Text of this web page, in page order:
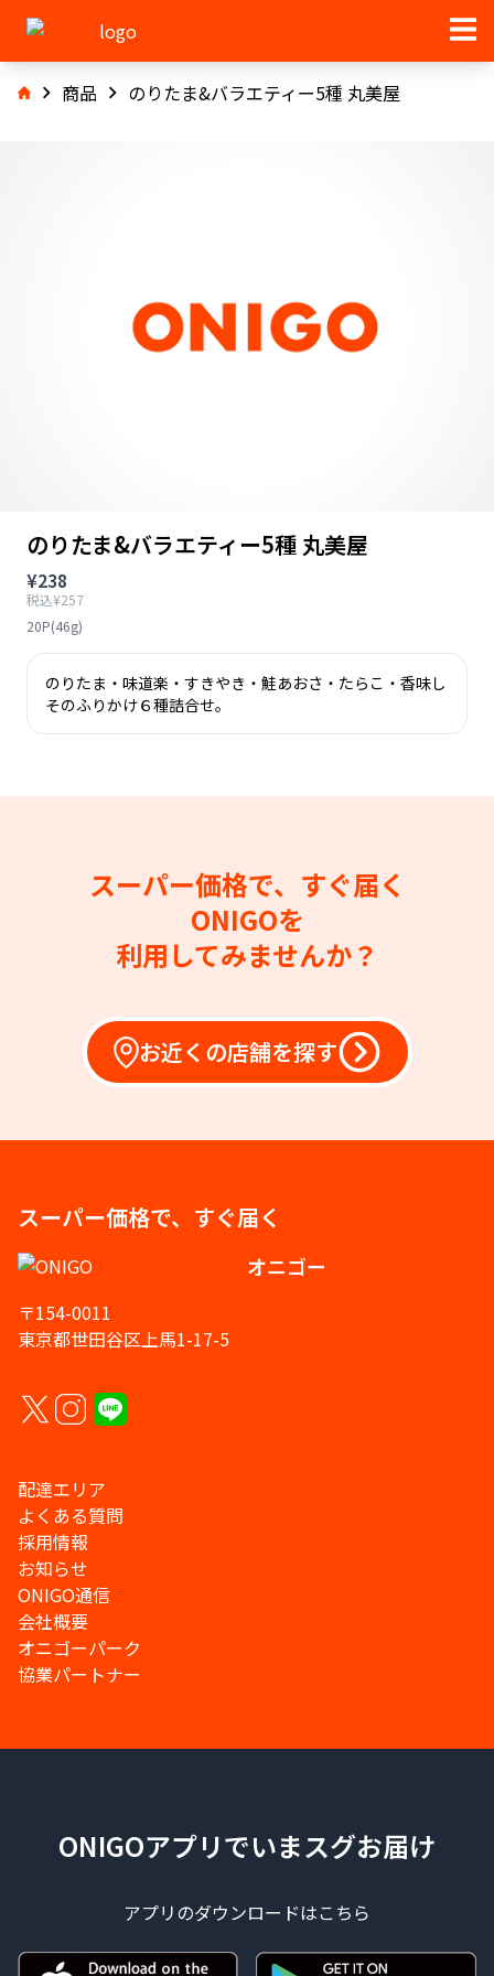
商品 のりたま&バラエティー5種 丸美屋
のりたま&バラエティー5種 丸美屋
¥238
税込¥257
20P(46g)
のりたま・味道楽・すきやき・鮭あおさ・たらこ・香味し
そのふりかけ６種詰合せ。
スーパー価格で、すぐ届く
ONIGOを
利用してみませんか？
お近くの店舗を探す
スーパー価格で、すぐ届く
オニゴー
〒154-0011
東京都世田谷区上馬1-17-5
配達エリア
よくある質問
採用情報
お知らせ
ONIGO通信
会社概要
オニゴーパーク
協業パートナー
ONIGOアプリでいまスグお届け
アプリのダウンロードはこちら